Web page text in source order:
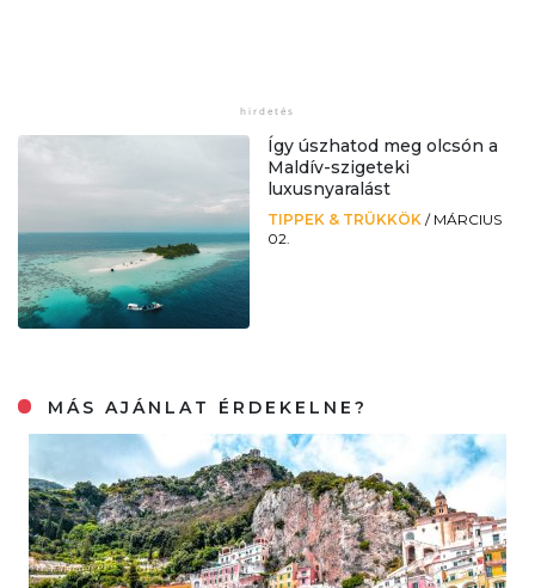
Így úszhatod meg olcsón a
Maldív-szigeteki
luxusnyaralást
TIPPEK & TRÜKKÖK / MÁRCIUS
02.
MÁS AJÁNLAT ÉRDEKELNE?